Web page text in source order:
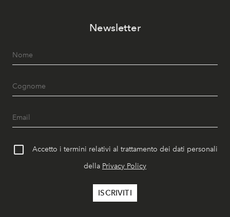
Newsletter
Accetto i termini relativi al trattamento dei dati personali
della Privacy Policy